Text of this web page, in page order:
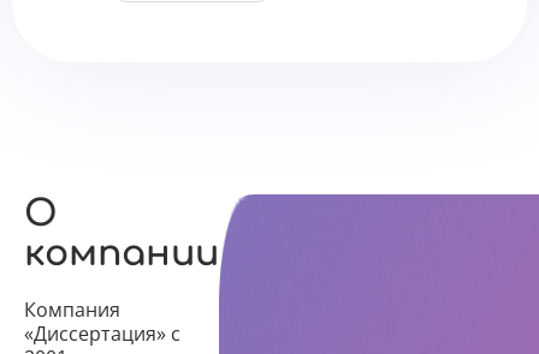
О
компании
Компания
«Диссертация» с